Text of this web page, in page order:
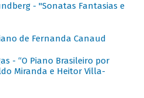
- "Sonatas Fantasias e
de Fernanda Canaud
- “O Piano Brasileiro por
Miranda e Heitor Villa-